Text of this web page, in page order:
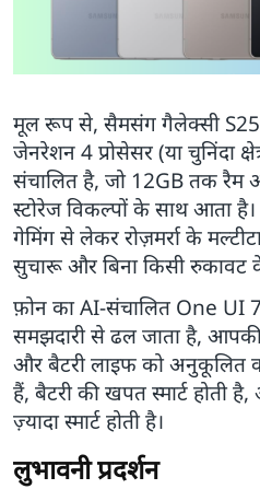
मूल रूप से, सैमसंग गैलेक्सी S25
जेनरेशन 4 प्रोसेसर (या चुनिंदा
संचालित है, जो 12GB तक रैम
स्टोरेज विकल्पों के साथ आता
गेमिंग से लेकर रोज़मर्रा के
सुचारू और बिना किसी रुकावट के
फ़ोन का AI-संचालित One
समझदारी से ढल जाता है,
और बैटरी लाइफ को अनुकूलित
हैं, बैटरी की खपत स्मार्ट होती
ज़्यादा स्मार्ट होती है।
लुभावनी प्रदर्शन